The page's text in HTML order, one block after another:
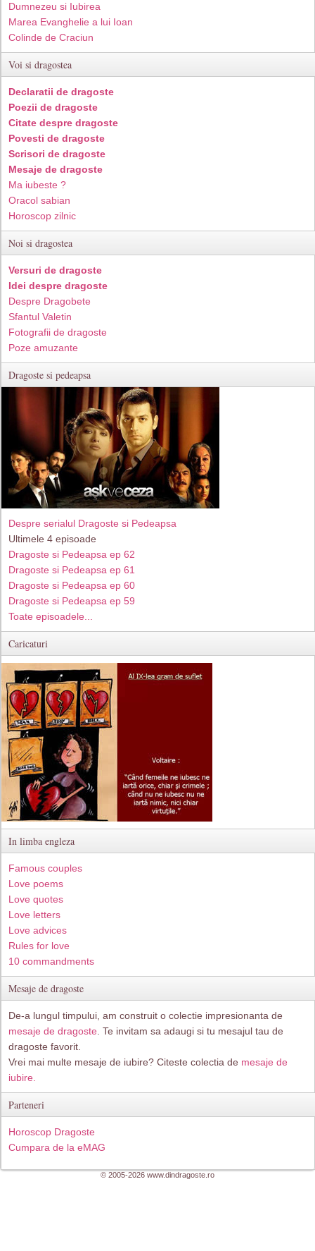
Dumnezeu si Iubirea
Marea Evanghelie a lui Ioan
Colinde de Craciun
Voi si dragostea
Declaratii de dragoste
Poezii de dragoste
Citate despre dragoste
Povesti de dragoste
Scrisori de dragoste
Mesaje de dragoste
Ma iubeste ?
Oracol sabian
Horoscop zilnic
Noi si dragostea
Versuri de dragoste
Idei despre dragoste
Despre Dragobete
Sfantul Valetin
Fotografii de dragoste
Poze amuzante
Dragoste si pedeapsa
Despre serialul Dragoste si Pedeapsa
Ultimele 4 episoade
Dragoste si Pedeapsa ep 62
Dragoste si Pedeapsa ep 61
Dragoste si Pedeapsa ep 60
Dragoste si Pedeapsa ep 59
Toate episoadele...
Caricaturi
In limba engleza
Famous couples
Love poems
Love quotes
Love letters
Love advices
Rules for love
10 commandments
Mesaje de dragoste
De-a lungul timpului, am construit o colectie impresionanta de
mesaje de dragoste . Te invitam sa adaugi si tu mesajul tau de
dragoste favorit.
Vrei mai multe mesaje de iubire? Citeste colectia de mesaje de
iubire.
Parteneri
Horoscop Dragoste
Cumpara de la eMAG
© 2005-2026 www.dindragoste.ro